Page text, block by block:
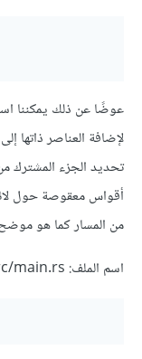
لإضافة العناصر
تحديد الجزء المشترك
أقواس معقوصة حول
من المسار كما هو موضح
اسم الملف: src/main.rs